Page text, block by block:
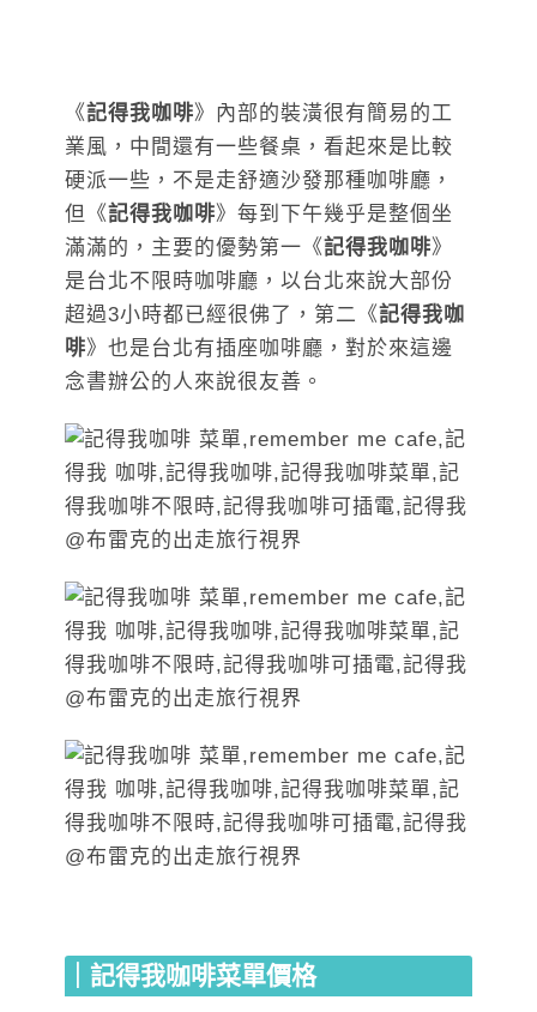
《記得我咖啡》內部的裝潢很有簡易的工
業風，中間還有一些餐桌，看起來是比較
硬派一些，不是走舒適沙發那種咖啡廳，
但《記得我咖啡》每到下午幾乎是整個坐
滿滿的，主要的優勢第一《記得我咖啡》
是台北不限時咖啡廳，以台北來說大部份
超過3小時都已經很佛了，第二《記得我咖
啡》也是台北有插座咖啡廳，對於來這邊
念書辦公的人來說很友善。
｜記得我咖啡菜單價格